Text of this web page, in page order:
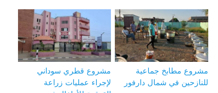
مشروع مطابخ جماعية
للنازحين في شمال دارفور
مشروع قطري سوداني
لإجراء عمليات زراعة